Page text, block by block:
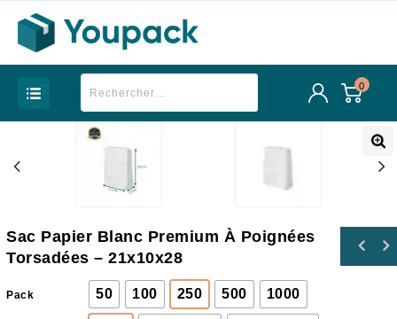
0
Sac Papier Blanc Premium À Poignées
Torsadées – 21x10x28
Pack 50 100 250 500 1000